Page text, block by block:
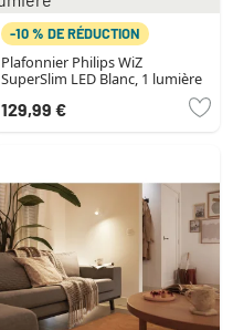
-10 % DE RÉDUCTION
Plafonnier Philips WiZ
SuperSlim LED Blanc, 1 lumière
129,99 €